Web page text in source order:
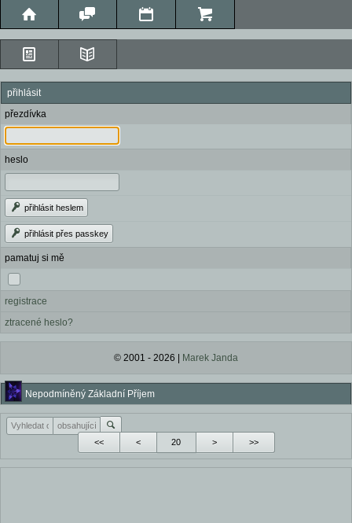
přihlásit
přezdívka
heslo
přihlásit heslem
přihlásit přes passkey
pamatuj si mě
registrace
ztracené heslo?
© 2001 - 2026 | Marek Janda
Nepodmíněný Základní Příjem
<< < > >>